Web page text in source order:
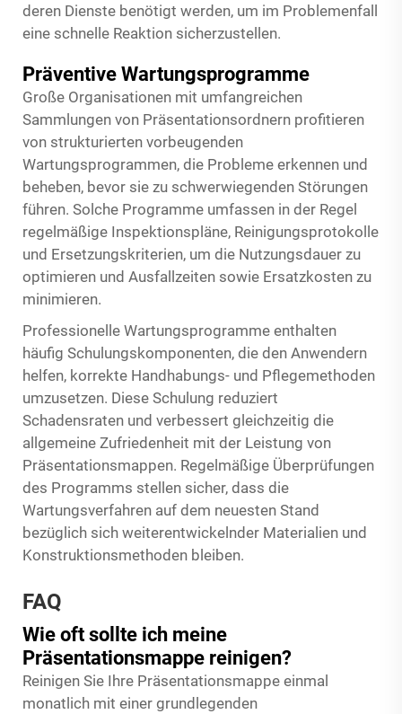
deren Dienste benötigt werden, um im Problemenfall
eine schnelle Reaktion sicherzustellen.
Präventive Wartungsprogramme
Große Organisationen mit umfangreichen
Sammlungen von Präsentationsordnern profitieren
von strukturierten vorbeugenden
Wartungsprogrammen, die Probleme erkennen und
beheben, bevor sie zu schwerwiegenden Störungen
führen. Solche Programme umfassen in der Regel
regelmäßige Inspektionspläne, Reinigungsprotokolle
und Ersetzungskriterien, um die Nutzungsdauer zu
optimieren und Ausfallzeiten sowie Ersatzkosten zu
minimieren.
Professionelle Wartungsprogramme enthalten
häufig Schulungskomponenten, die den Anwendern
helfen, korrekte Handhabungs- und Pflegemethoden
umzusetzen. Diese Schulung reduziert
Schadensraten und verbessert gleichzeitig die
allgemeine Zufriedenheit mit der Leistung von
Präsentationsmappen. Regelmäßige Überprüfungen
des Programms stellen sicher, dass die
Wartungsverfahren auf dem neuesten Stand
bezüglich sich weiterentwickelnder Materialien und
Konstruktionsmethoden bleiben.
FAQ
Wie oft sollte ich meine
Präsentationsmappe reinigen?
Reinigen Sie Ihre Präsentationsmappe einmal
monatlich mit einer grundlegenden